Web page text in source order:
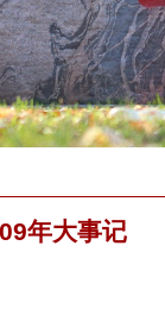
年大事记